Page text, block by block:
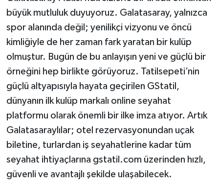
büyük mutluluk duyuyoruz. Galatasaray, yalnızca
spor alanında değil; yenilikçi vizyonu ve öncü
kimliğiyle de her zaman fark yaratan bir kulüp
olmuştur. Bugün de bu anlayışın yeni ve güçlü bir
örneğini hep birlikte görüyoruz. Tatilsepeti’nin
güçlü altyapısıyla hayata geçirilen GStatil,
dünyanın ilk kulüp markalı online seyahat
platformu olarak önemli bir ilke imza atıyor. Artık
Galatasaraylılar; otel rezervasyonundan uçak
biletine, turlardan iş seyahatlerine kadar tüm
seyahat ihtiyaçlarına gstatil.com üzerinden hızlı,
güvenli ve avantajlı şekilde ulaşabilecek.